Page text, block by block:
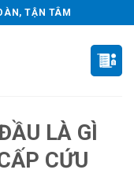
TẬN TÂM
LÀ GÌ
CỨU